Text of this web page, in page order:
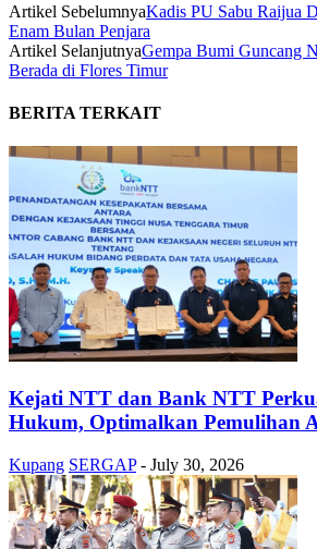
Artikel SebelumnyaKadis PU Sabu Raijua
Enam Bulan Penjara
Artikel SelanjutnyaGempa Bumi Guncang
Berada di Flores Timur
BERITA TERKAIT
Kejati NTT dan Bank NTT
Hukum, Optimalkan Pemulihan
Kupang SERGAP - July 30, 2026